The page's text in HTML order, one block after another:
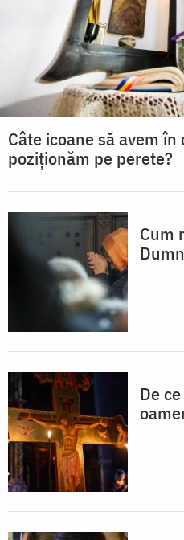
Câte icoane să avem
poziționăm pe perete?
Cum
De